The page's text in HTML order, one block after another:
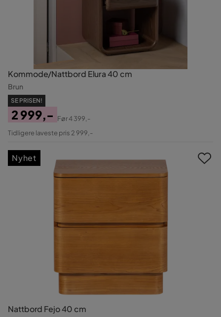
Kommode/Nattbord Elura 40 cm
Brun
SE PRISEN!
Pris
2 999,-
Original
Før4 399,-
Tidligere laveste pris 2 999,-
Nattbord Fejo 40 cm
Nyhet